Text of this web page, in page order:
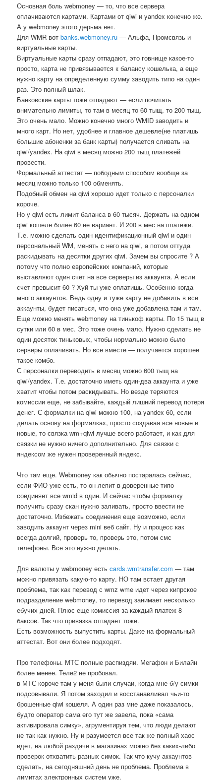
Основная боль webmoney — то, что все сервера
оплачиваются картами. Картами от qiwi и yandex конечно же.
А у webmoney этого дерьма нет.
Для WMR вотbanks.webmoney.ru — Альфа, Промсвязь и
виртуальные карты.
Виртуальные карты сразу отпадают, это говнище какое-то
просто, карта не привязывается к балансу кошелька, а еще
нужно карту на определенную сумму заводить типо на один
раз. Это полный шлак.
Банковские карты тоже отпадают — если почитать
внимательно лимиты, то там в месяц то 60 тыщ, то 200 тыщ.
Это очень мало. Можно конечно много WMID заводить и
много карт. Но нет, удобнее и главное дешевле(не платишь
большие абоненки за банк карты) получается сливать на
qiwi/yandex. На qiwi в месяц можно 200 тыщ платежей
провести.
Формальный аттестат — пободным способом вообще за
месяц можно только 100 обменять.
Подобный обмен на qiwi хорошо идет только с персоналки
короче.
Но у qiwi есть лимит баланса в 60 тысяч. Держать на одном
qiwi кошеле более 60 не вариант. И 200 в мес на платежи.
Т.е. можно сделать один идентификационный qiwi и один
персональный WM, менять с него на qiwi, а потом оттуда
раскидывать на десятки других qiwi. Зачем вы спросите ? А
потому что полно европейских компаний, которые
выставляют один счет на все серверы из аккаунта. А если
счет превысит 60 ? Хуй ты уже оплатишь. Особенно когда
много аккаунтов. Ведь одну и туже карту не добавить в все
аккаунты, будет писаться, что она уже добавлена там и там.
Еще можно менять webmoney на тинькоф карты. По 15 тыщ в
сутки или 60 в мес. Это тоже очень мало. Нужно сделать не
один десяток тиньковых, чтобы нормально можно было
серверы оплачивать. Но все вместе — получается хорошее
такое комбо.
С персоналки переводить в месяц можно 600 тыщ на
qiwi/yandex. Т.е. достаточно иметь один-два аккаунта и уже
хватит чтобы потом раскидывать. Но везде теряются
комиссии еще, не забывайте, каждый лишний перевод потеря
денег. С формалки на qiwi можно 100, на yandex 60, если
делать основу на формалках, просто создавая все новые и
новые, то связка wm+qiwi лучше всего работает, и как для
связки не нужно ничего дополнительно. Для связки с
яндексом же нужен проверенный яндекс.
Что там еще. Webmoney как обычно постаралась сейчас,
если ФИО уже есть, то он лепит в доверенные типо
соединяет все wmid в один. И сейчас чтобы формалку
получить сразу скан нужно заливать, просто ввести не
достаточно. Избежать соединения еще возможно, если
заводить аккаунт через mini веб сайт. Ну и процесс как
всегда долгий, проверь то, проверь это, потом смс
телефоны. Все это нужно делать.
Для валюты у webmoney естьcards.wmtransfer.com — там
можно привязать какую-то карту. НО там встает другая
проблема, так как перевод с wmz wme идет через кипрское
подразделение webmoney, то перевод занимает несколько
ебучих дней. Плюс еще комиссия за каждый платеж 8
баксов. Так что привязка отпадает тоже.
Есть возможность выпустить карты. Даже на формальный
аттестат. Вот они более подходят.
Про телефоны. МТС полные распиздяи. Мегафон и Билайн
более менее. Теле2 не пробовал.
в МТС короче там у меня были случаи, когда мне б/у симки
подсовывали. Я потом заходил и восстанавливал чьи-то
брошенные qiwi кошеля. А один раз мне даже показалось,
будто оператор сама его тут же завела, пока «сама
активировала симку», агрументируя тем, что люди делают
не так как нужно. Ну и разумеется все так же полный хаос
идет, на любой раздаче в магазинах можно без каких-либо
проверок отхватить разных симок. Так что кучу аккаунтов
сделать, на сегодняшний день не проблема. Проблема в
лимитах электронных систем уже.